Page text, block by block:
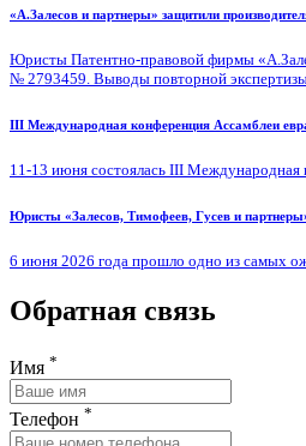
«А.Залесов и партнеры» защитили
Юристы Патентно-правовой фирмы
№ 2793459. Выводы повторной экспертизы
III Международная конференция Ассамблеи
11-13 июня состоялась III Международная
Юристы «Залесов, Тимофеев, Гусев и
6 июня 2026 года прошло одно из самых
Обратная связь
Имя *
Телефон *